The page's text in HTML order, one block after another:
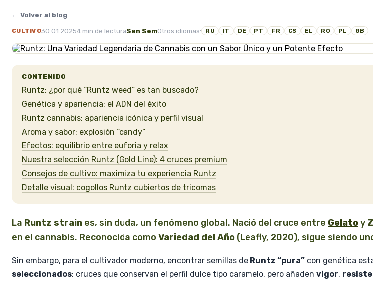
← Volver al blog
CULTIVO30.01.20254 min de lecturaSen SemOtros idiomas: RU IT DE PT FR CS EL RO PL GB
CONTENIDO
Runtz: ¿por qué “Runtz weed” es tan buscado?
Genética y apariencia: el ADN del éxito
Runtz cannabis: apariencia icónica y perfil visual
Aroma y sabor: explosión “candy”
Efectos: equilibrio entre euforia y relax
Nuestra selección Runtz (Gold Line): 4 cruces premium
Consejos de cultivo: maximiza tu experiencia Runtz
Detalle visual: cogollos Runtz cubiertos de tricomas
La Runtz strain es, sin duda, un fenómeno global. Nació del cruce entre Gelatoy
en el cannabis. Reconocida como Variedad del Año (Leafly, 2020), sigue siendo
Sin embargo, para el cultivador moderno, encontrar semillas de Runtz “pura” con genética
seleccionados: cruces que conservan el perfil dulce tipo caramelo, pero añaden vigor,